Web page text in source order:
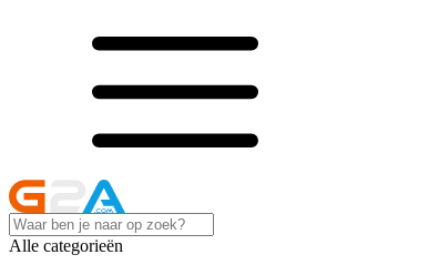
Alle categorieën